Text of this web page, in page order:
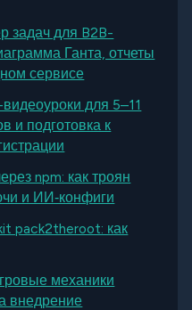
задач для B2B-
Ганта, отчеты
сервисе
для 5–11
и подготовка к
npm: как троян
и ИИ‑конфиги
pack2theroot: как
механики
внедрение